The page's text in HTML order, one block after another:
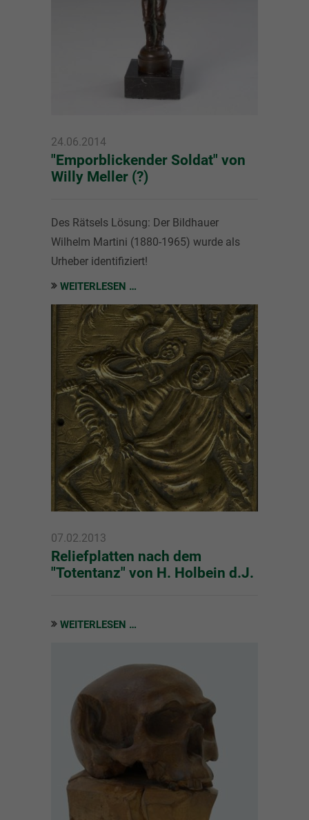
24.06.2014
"Emporblickender Soldat" von
Willy Meller (?)
Des Rätsels Lösung: Der Bildhauer
Wilhelm Martini (1880-1965) wurde als
Urheber identifiziert!
WEITERLESEN …
07.02.2013
Reliefplatten nach dem
"Totentanz" von H. Holbein d.J.
WEITERLESEN …